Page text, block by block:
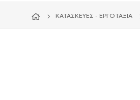
ΚΑΤΑΣΚΕΥΈΣ - ΕΡΓΟΤΆΞΙΑ